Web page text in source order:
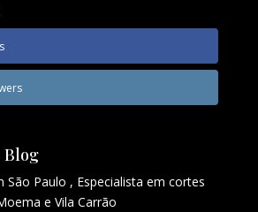
Blog
São Paulo , Especialista em cortes
e Vila Carrão